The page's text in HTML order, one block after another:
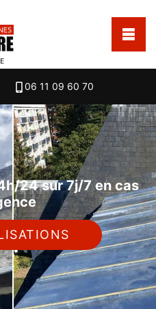
06 11 09 60 70
24 sur 7j/7 en cas